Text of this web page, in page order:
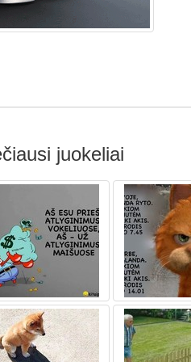
juokeliai